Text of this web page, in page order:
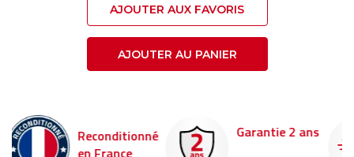
AJOUTER AUX FAVORIS
AJOUTER AU PANIER
Garantie 2 ans Livraison en 24h
Commandez avant 14h